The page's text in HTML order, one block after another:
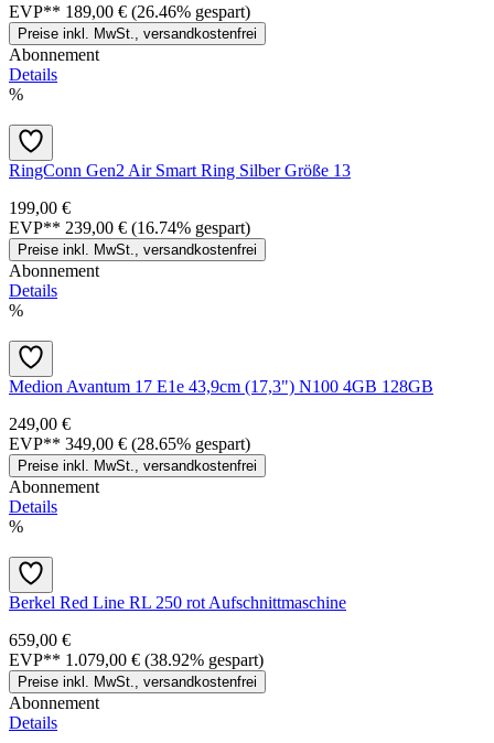
EVP** 189,00 € (26.46% gespart)
Preise inkl. MwSt., versandkostenfrei
Abonnement
Details
%
RingConn Gen2 Air Smart Ring Silber Größe 13
199,00 €
EVP** 239,00 € (16.74% gespart)
Preise inkl. MwSt., versandkostenfrei
Abonnement
Details
%
Medion Avantum 17 E1e 43,9cm (17,3") N100 4GB 128GB
249,00 €
EVP** 349,00 € (28.65% gespart)
Preise inkl. MwSt., versandkostenfrei
Abonnement
Details
%
Berkel Red Line RL 250 rot Aufschnittmaschine
659,00 €
EVP** 1.079,00 € (38.92% gespart)
Preise inkl. MwSt., versandkostenfrei
Abonnement
Details